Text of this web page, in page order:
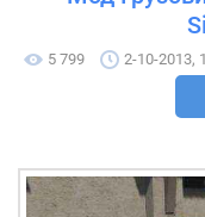
5 799 2-10-2013,